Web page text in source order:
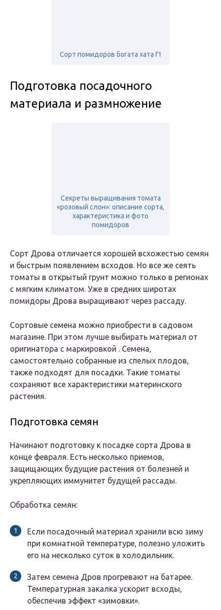
Сорт помидоров богата хата f1
Подготовка посадочного
материала и размножение
Секреты выращивания томата
«розовый слон»: описание сорта,
характеристика и фото
помидоров
Сорт Дрова отличается хорошей всхожестью семян
и быстрым появлением всходов. Но все же сеять
томаты в открытый грунт можно только в регионах
с мягким климатом. Уже в средних широтах
помидоры Дрова выращивают через рассаду.
Сортовые семена можно приобрести в садовом
магазине. При этом лучше выбирать материал от
оригинатора с маркировкой . Семена,
самостоятельно собранные из спелых плодов,
также подходят для посадки. Такие томаты
сохраняют все характеристики материнского
растения.
Подготовка семян
Начинают подготовку к посадке сорта Дрова в
конце февраля. Есть несколько приемов,
защищающих будущие растения от болезней и
укрепляющих иммунитет будущей рассады.
Обработка семян:
Если посадочный материал хранили всю зиму
при комнатной температуре, полезно уложить
его на несколько суток в холодильник.
Затем семена Дров прогревают на батарее.
Температурная закалка ускорит всходы,
обеспечив эффект «зимовки».